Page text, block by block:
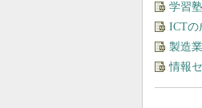
学習
ICTの
製造
情報